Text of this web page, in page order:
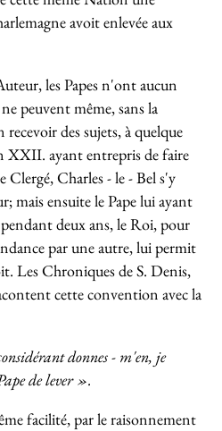
avoit enlevée aux
les Papes n'ont aucun
peuvent même, sans la
des sujets, à quelque
XXII. ayant entrepris de faire
Clergé, Charles - le - Bel s'y
mais ensuite le Pape lui ayant
deux ans, le Roi, pour
par une autre, lui permit
Les Chroniques de S. Denis,
cette convention avec la
donnes - m'en, je
de lever ».
facilité, par le raisonnement